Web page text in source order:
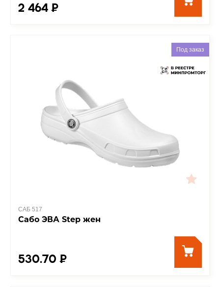
2 464 ₽
Под заказ
САБ 517
Сабо ЭВА Step жен
530.70 ₽